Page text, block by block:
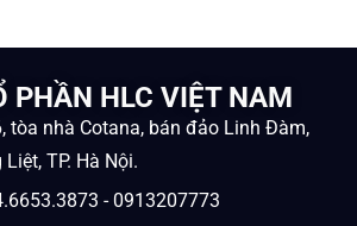
PHẦN HLC VIỆT NAM
tòa nhà Cotana, bán đảo Linh Đàm,
TP. Hà Nội.
- 0913207773